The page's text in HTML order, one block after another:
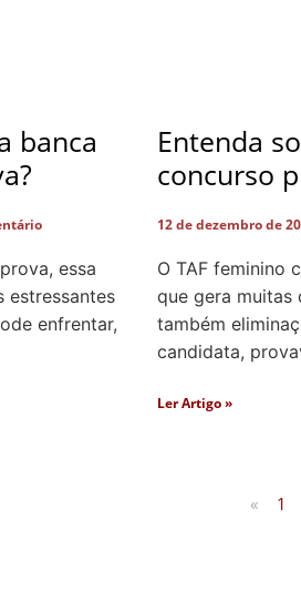
banca
essa
estressantes
enfrentar,
Entenda
concurso
12 de dezembro de
O TAF feminino
que gera muitas
também
candidata,
Ler Artigo »
« 1